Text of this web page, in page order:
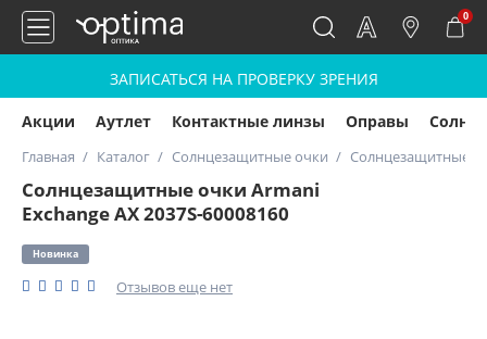
0
ЗАПИСАТЬСЯ НА ПРОВЕРКУ ЗРЕНИЯ
Акции Аутлет Контактные линзы Оправы
Главная Каталог Солнцезащитные очки Солнцезащитные
Солнцезащитные очки Armani
Exchange AX 2037S-60008160
Новинка
Отзывов еще нет